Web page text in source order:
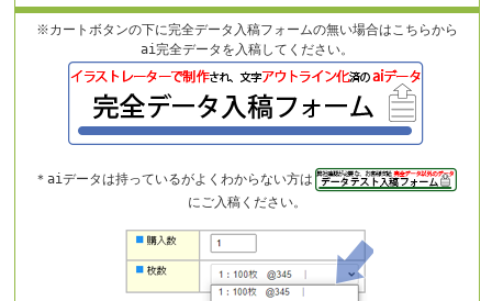
※カートボタンの下に完全データ入稿フォームの無い場合はこちらから
ai完全データを入稿してください。
＊aiデータは持っているがよくわからない方は
にご入稿ください。